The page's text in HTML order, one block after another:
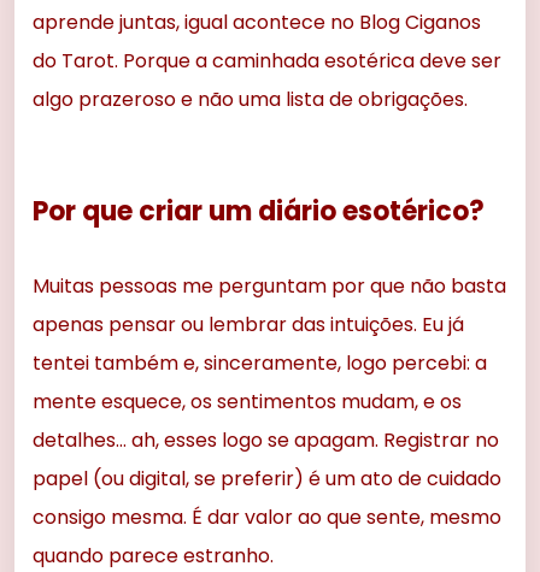
aprende juntas, igual acontece no Blog Ciganos
do Tarot. Porque a caminhada esotérica deve ser
algo prazeroso e não uma lista de obrigações.
Por que criar um diário esotérico?
Muitas pessoas me perguntam por que não basta
apenas pensar ou lembrar das intuições. Eu já
tentei também e, sinceramente, logo percebi: a
mente esquece, os sentimentos mudam, e os
detalhes… ah, esses logo se apagam. Registrar no
papel (ou digital, se preferir) é um ato de cuidado
consigo mesma. É dar valor ao que sente, mesmo
quando parece estranho.